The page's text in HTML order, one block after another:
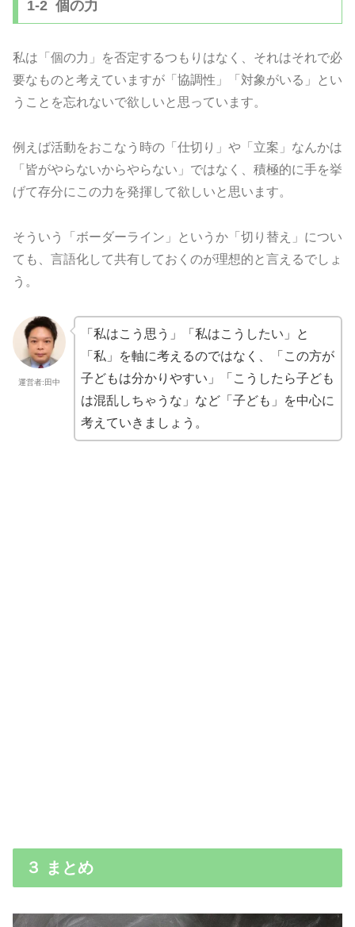
1-2 個の力
私は「個の力」を否定するつもりはなく、それはそれで必
要なものと考えていますが「協調性」「対象がいる」とい
うことを忘れないで欲しいと思っています。
例えば活動をおこなう時の「仕切り」や「立案」なんかは
「皆がやらないからやらない」ではなく、積極的に手を挙
げて存分にこの力を発揮して欲しいと思います。
そういう「ボーダーライン」というか「切り替え」につい
ても、言語化して共有しておくのが理想的と言えるでしょ
う。
運営者:田中
「私はこう思う」「私はこうしたい」と
「私」を軸に考えるのではなく、「この方が
子どもは分かりやすい」「こうしたら子ども
は混乱しちゃうな」など「子ども」を中心に
考えていきましょう。
３ まとめ